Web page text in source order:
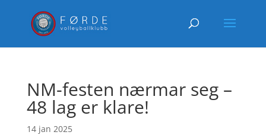
NM-festen nærmar seg –
48 lag er klare!
14 jan 2025